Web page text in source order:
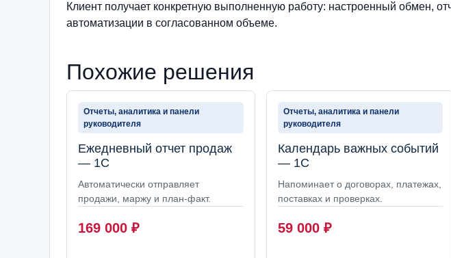
Клиент получает конкретную выполненную работу: настроенный обмен,
автоматизации в согласованном объеме.
Похожие решения
Отчеты, аналитика и панели
руководителя
Ежедневный отчет продаж
— 1С
Автоматически отправляет
продажи, маржу и план-факт.
169 000 ₽
Отчеты, аналитика и панели
руководителя
Календарь важных событий
— 1С
Напоминает о договорах, платежах,
поставках и проверках.
59 000 ₽